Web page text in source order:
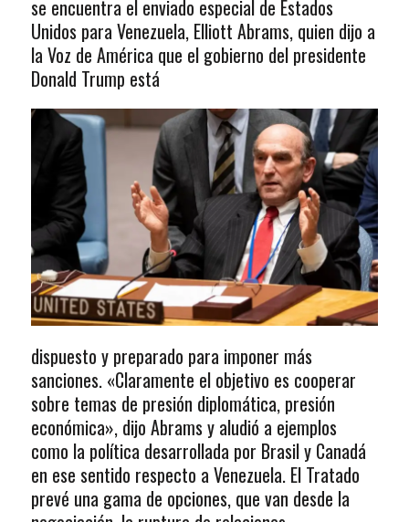
se encuentra el enviado especial de Estados
Unidos para Venezuela, Elliott Abrams, quien dijo a
la Voz de América que el gobierno del presidente
Donald Trump está
dispuesto y preparado para imponer más
sanciones. «Claramente el objetivo es cooperar
sobre temas de presión diplomática, presión
económica», dijo Abrams y aludió a ejemplos
como la política desarrollada por Brasil y Canadá
en ese sentido respecto a Venezuela. El Tratado
prevé una gama de opciones, que van desde la